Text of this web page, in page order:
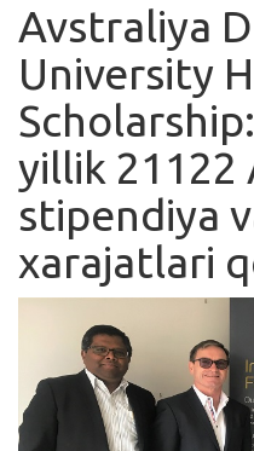
Ishlar
Kurslar
Blog
Yana
Avstraliya
University
yillik 21122
stipendiya
xarajatlari